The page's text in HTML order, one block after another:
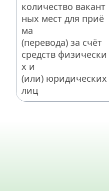
количество вакант
ных мест для приё
ма
(перевода) за счёт
средств физически
х и
(или) юридических
лиц